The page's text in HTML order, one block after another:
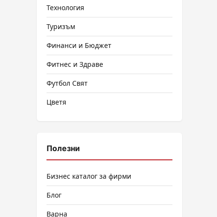
Технология
Туризъм
Финанси и Бюджет
Фитнес и Здраве
Футбол Свят
Цветя
Полезни
Бизнес каталог за фирми
Блог
Варна